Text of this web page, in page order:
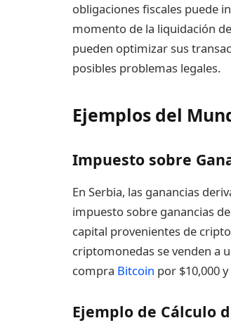
obligaciones fiscales puede
momento de la liquidación
pueden optimizar sus
posibles problemas legales.
Ejemplos del
Impuesto sobre
En Serbia, las ganancias
impuesto sobre ganancias
capital provenientes de
criptomonedas se venden a
compra Bitcoin por $10,000
Ejemplo de Cálculo